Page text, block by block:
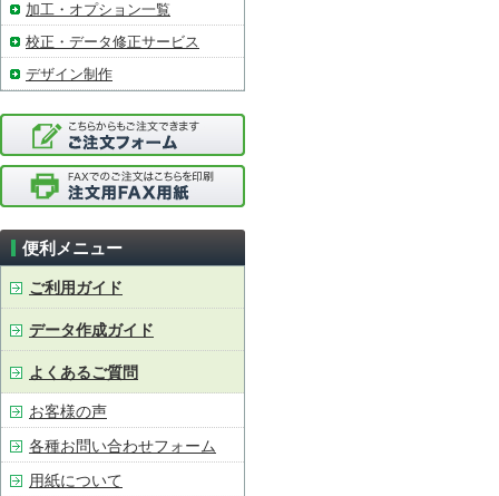
加工・オプション一覧
校正・データ修正サービス
デザイン制作
便利メニュー
ご利用ガイド
データ作成ガイド
よくあるご質問
お客様の声
各種お問い合わせフォーム
用紙について